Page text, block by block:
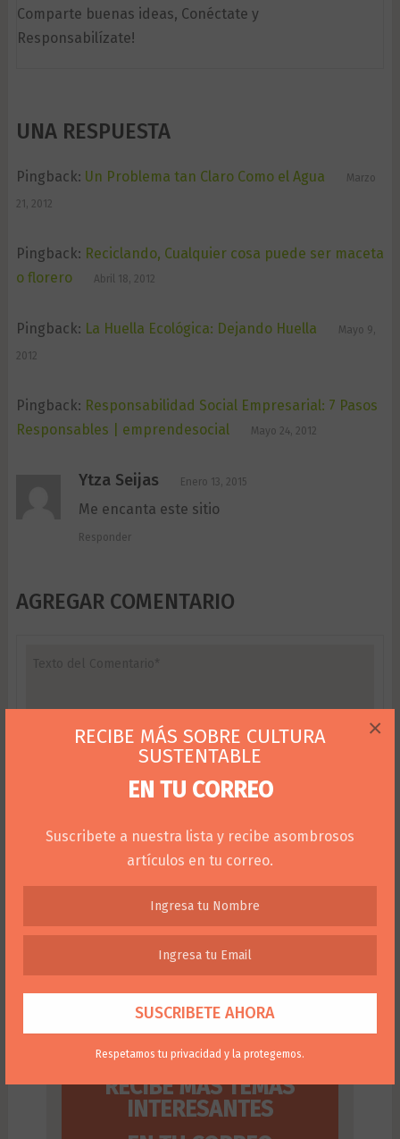
RECIBE MÁS SOBRE CULTURA
SUSTENTABLE
EN TU CORREO
Suscribete a nuestra lista y recibe asombrosos
artículos en tu correo.
Respetamos tu privacidad y la protegemos.
×
Comparte buenas ideas, Conéctate y
Responsabilízate!
UNA RESPUESTA
Pingback: Un Problema tan Claro Como el Agua Marzo
21, 2012
Pingback: Reciclando, Cualquier cosa puede ser maceta
o florero
Abril 18, 2012
Pingback: La Huella Ecológica: Dejando Huella Mayo 9,
2012
Pingback: Responsabilidad Social Empresarial: 7 Pasos
Responsables | emprendesocial
Mayo 24, 2012
Ytza Seijas Enero 13, 2015
Me encanta este sitio
Responder
AGREGAR COMENTARIO
RECIBE MÁS TEMAS
INTERESANTES